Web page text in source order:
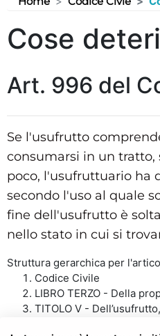
Cose
Art. 996 del
Se l'usufrutto
consumarsi in un tratto,
poco, l'usufruttuario ha
secondo l'uso al quale
fine dell'usufrutto è
nello stato in cui si
Struttura gerarchica per
Codice Civile
LIBRO TERZO - Della
TITOLO V -